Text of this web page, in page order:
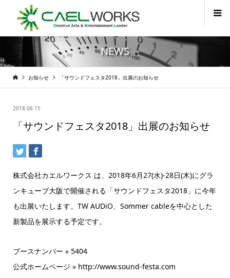
NEWS
お知らせ 「サウンドフェスタ2018」出展のお知らせ
2018.06.15
「サウンドフェスタ2018」出展のお知らせ
株式会社カエルワークス は、2018年6月27(水)-28日(木)にグラ
ンキューブ大阪で開催される「サウンドフェスタ2018」に今年
も出展いたします。TW AUDiO、Sommer cableを中心とした
新製品を展示する予定です。
ブースナンバー » 5404
公式ホームページ » http://www.sound-festa.com